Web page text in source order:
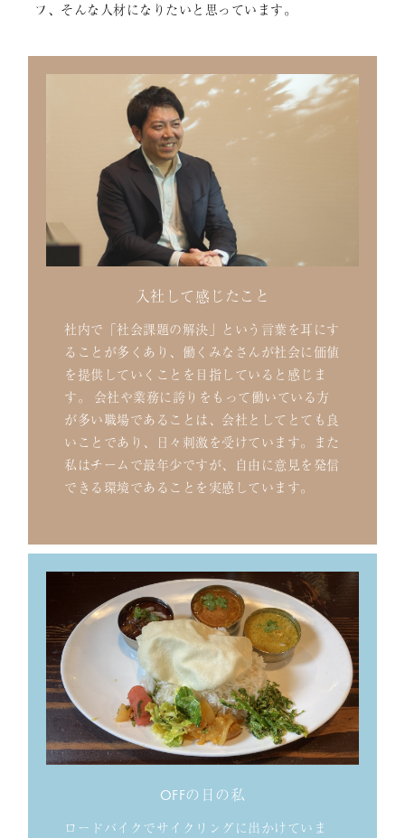
フ、そんな人材になりたいと思っています。
入社して感じたこと
社内で「社会課題の解決」という言葉を耳にす
ることが多くあり、働くみなさんが社会に価値
を提供していくことを目指していると感じま
す。 会社や業務に誇りをもって働いている方
が多い職場であることは、会社としてとても良
いことであり、日々刺激を受けています。また
私はチームで最年少ですが、自由に意見を発信
できる環境であることを実感しています。
OFFの日の私
ロードバイクでサイクリングに出かけていま